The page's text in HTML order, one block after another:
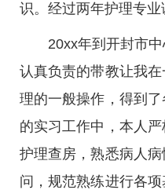
识。经过两年护理专业
20xx年到开封市
认真负责的带教让我
理的一般操作，得到
的实习工作中，本人
护理查房，熟悉病人
问，规范熟练进行各